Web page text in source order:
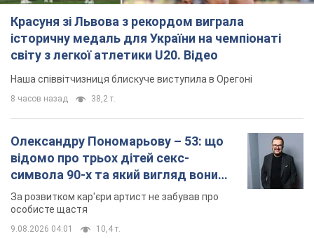
Красуня зі Львова з рекордом виграла
історичну медаль для України на чемпіонаті
світу з легкої атлетики U20. Відео
Наша співвітчизниця блискуче виступила в Орегоні
8 часов назад 38,2 т.
Олександру Пономарьову – 53: що
відомо про трьох дітей секс-
символа 90-х та який вигляд вони
мають
За розвитком кар'єри артист не забував про
особисте щастя
9.08.2026 04:01 10,4 т.